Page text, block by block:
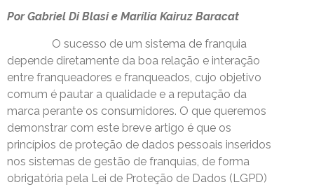
Por Gabriel Di Blasi e Marília Kairuz Baracat
O sucesso de um sistema de franquia
depende diretamente da boa relação e interação
entre franqueadores e franqueados, cujo objetivo
comum é pautar a qualidade e a reputação da
marca perante os consumidores. O que queremos
demonstrar com este breve artigo é que os
princípios de proteção de dados pessoais inseridos
nos sistemas de gestão de franquias, de forma
obrigatória pela Lei de Proteção de Dados (LGPD)